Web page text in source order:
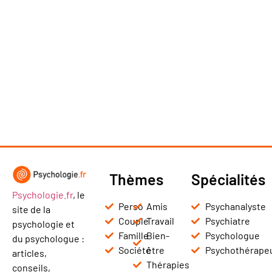
Psychologie.fr, le
site de la
psychologie et
du psychologue :
articles,
conseils,
Thèmes
Perso
Couple
Famille
Société
Amis
Travail
Bien-
être
Thérapies
Spécialités
Psychanalyste
Psychiatre
Psychologue